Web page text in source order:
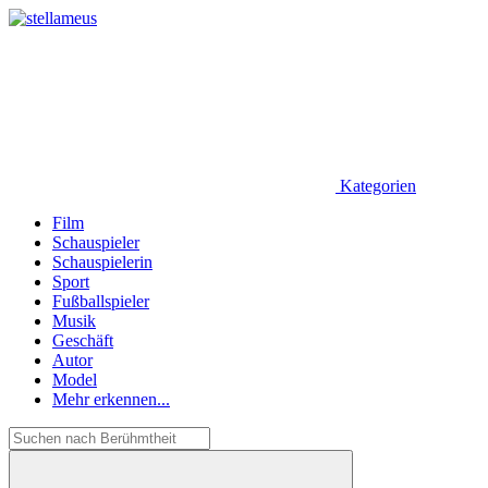
Kategorien
Film
Schauspieler
Schauspielerin
Sport
Fußballspieler
Musik
Geschäft
Autor
Model
Mehr erkennen...